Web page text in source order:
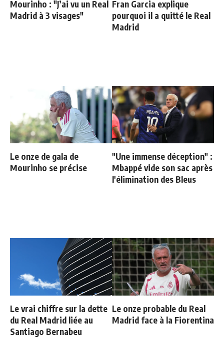
Mourinho : "J’ai vu un Real
Madrid à 3 visages"
Fran Garcia explique
pourquoi il a quitté le Real
Madrid
Le onze de gala de
Mourinho se précise
"Une immense déception" :
Mbappé vide son sac après
l'élimination des Bleus
Le vrai chiffre sur la dette
du Real Madrid liée au
Santiago Bernabeu
Le onze probable du Real
Madrid face à la Fiorentina